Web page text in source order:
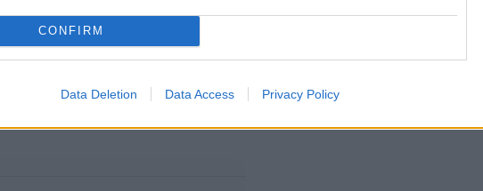
CONFIRM
Data Deletion Data Access Privacy Policy
BlogBook-sivustonToni
. Huippusuosituista
blogissaan tarinan 20
kohtaamistaan ihmisistä.